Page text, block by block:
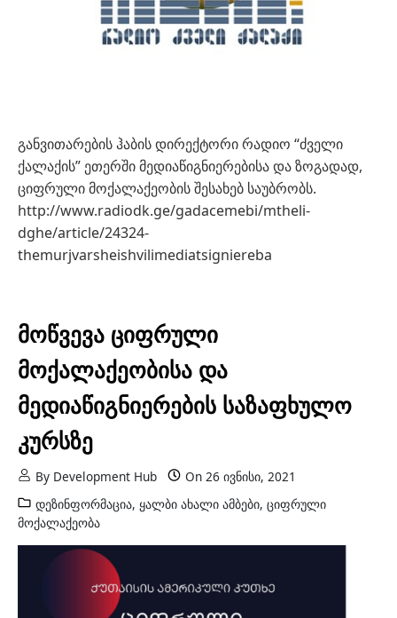
განვითარების ჰაბის დირექტორი რადიო “ძველი
ქალაქის” ეთერში მედიაწიგნიერებისა და ზოგადად,
ციფრული მოქალაქეობის შესახებ საუბრობს.
http://www.radiodk.ge/gadacemebi/mtheli-
dghe/article/24324-
themurjvarsheishvilimediatsigniereba
მოწვევა ციფრული
მოქალაქეობისა და
მედიაწიგნიერების საზაფხულო
კურსზე
By Development Hub On 26 ივნისი, 2021
დეზინფორმაცია, ყალბი ახალი ამბები, ციფრული
მოქალაქეობა